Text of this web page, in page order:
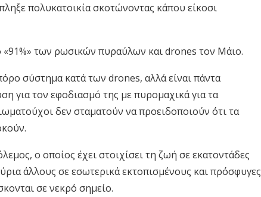
πολυκατοικία σκοτώνοντας κάπου είκοσι
«91%» των ρωσικών πυραύλων και drones τον Μάιο.
σύστημα κατά των drones, αλλά είναι πάντα
για τον εφοδιασμό της με πυρομαχικά για τα
δεν σταματούν να προειδοποιούν ότι τα
ο οποίος έχει στοιχίσει τη ζωή σε εκατοντάδες
άλλους σε εσωτερικά εκτοπισμένους και πρόσφυγες
σε νεκρό σημείο.